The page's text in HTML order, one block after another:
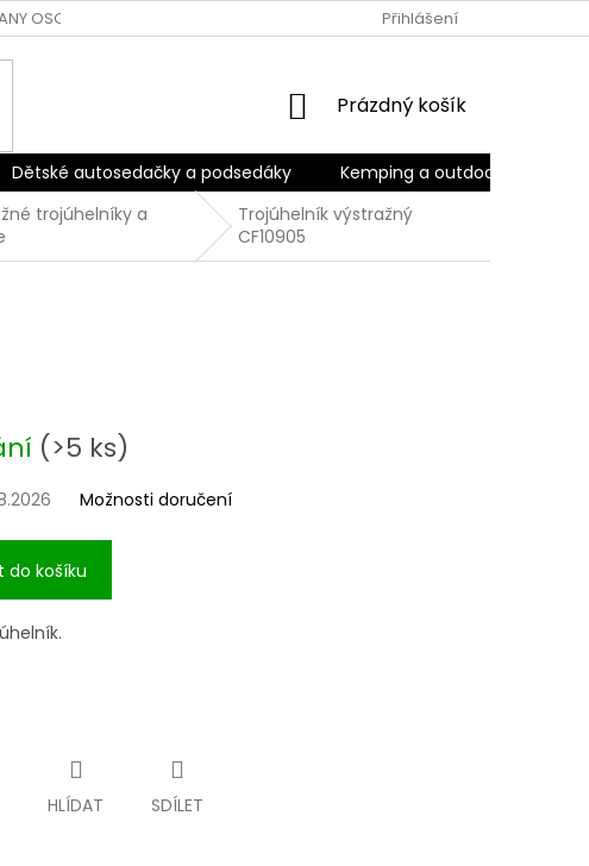
OSOBNÍCH ÚDAJŮ ODSTOUPENÍ OD SMLOUVYPřihlášení
NÁKUPNÍ
Prázdný košík
Dětské autosedačky a podsedáky Kemping a outdoor
trojúhelníky a
Trojúhelník výstražný
CF10905
(>5 ks)
Možnosti doručení
do košíku
HLÍDAT SDÍLET